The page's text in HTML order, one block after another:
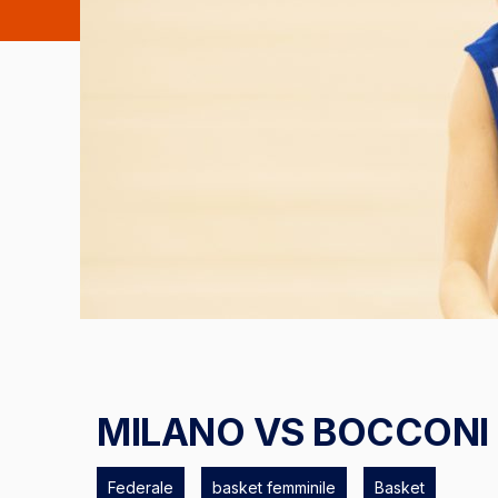
MILANO VS BOCCONI
Federale basket femminile Basket